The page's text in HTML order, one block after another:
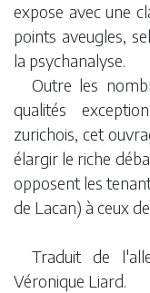
expose avec une
points aveugles,
la psychanalyse.
Outre les
qualités
zurichois, cet
élargir le riche
opposent les
de Lacan) à ceux
Traduit de
Véronique Liard.